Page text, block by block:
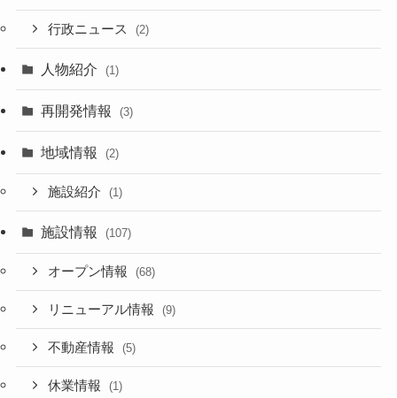
行政ニュース (2)
人物紹介 (1)
再開発情報 (3)
地域情報 (2)
施設紹介 (1)
施設情報 (107)
オープン情報 (68)
リニューアル情報 (9)
不動産情報 (5)
休業情報 (1)